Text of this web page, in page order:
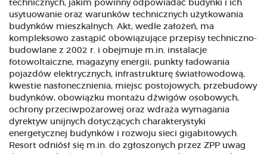
technicznych, jakim powinny odpowiadać budynki i ich
usytuowanie oraz warunków technicznych użytkowania
budynków mieszkalnych. Akt, wedle założeń, ma
kompleksowo zastąpić obowiązujące przepisy techniczno-
budowlane z 2002 r. i obejmuje m.in. instalacje
fotowoltaiczne, magazyny energii, punkty ładowania
pojazdów elektrycznych, infrastrukturę światłowodową,
kwestie nasłonecznienia, miejsc postojowych, przebudowy
budynków, obowiązku montażu dźwigów osobowych,
ochrony przeciwpożarowej oraz wdraża wymagania
dyrektyw unijnych dotyczących charakterystyki
energetycznej budynków i rozwoju sieci gigabitowych.
Resort odniósł się m.in. do zgłoszonych przez ZPP uwag